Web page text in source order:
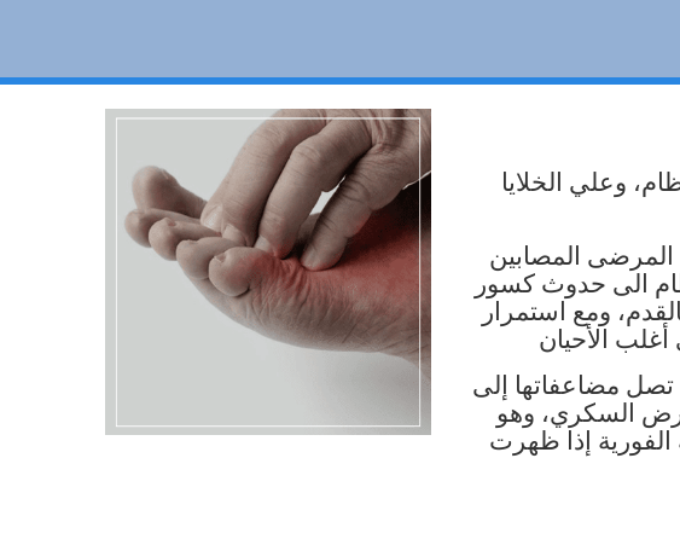
وعلي الخلايا
المصابين
الى حدوث كسور
ومع استمرار
الأحيان
مضاعفاتها إلى
السكري، وهو
الفورية إذا ظهرت